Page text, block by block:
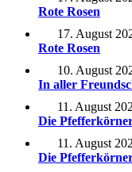
Rote Rosen
17. August
Rote Rosen
10. August
In aller
11. August
Die
11. August
Die